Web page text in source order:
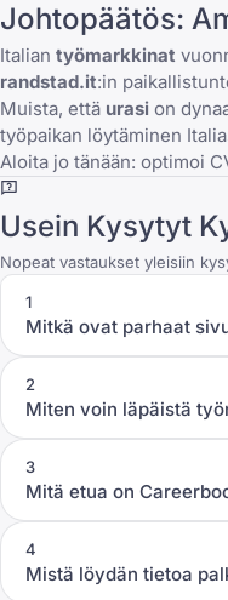
Johtopäätös:
Italian työmarkkinat
randstad.it:in
Muista, että urasi on
työpaikan löytäminen
Aloita jo tänään: optimoi
Usein Kysytyt
Nopeat vastaukset yleisiin
1
Mitkä ovat parhaat
2
Miten voin läpäistä
3
Mitä etua on
4
Mistä löydän tietoa